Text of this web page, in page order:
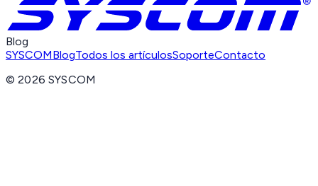
Blog
SYSCOMBlogTodos los artículosSoporteContacto
©2026 SYSCOM